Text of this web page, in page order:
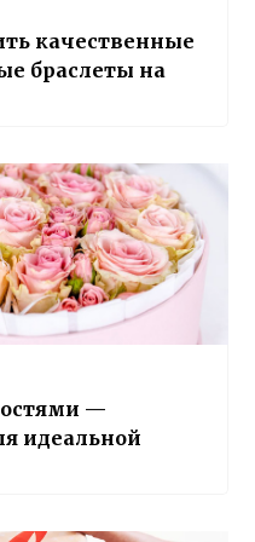
качественные
браслеты на
—
идеальной